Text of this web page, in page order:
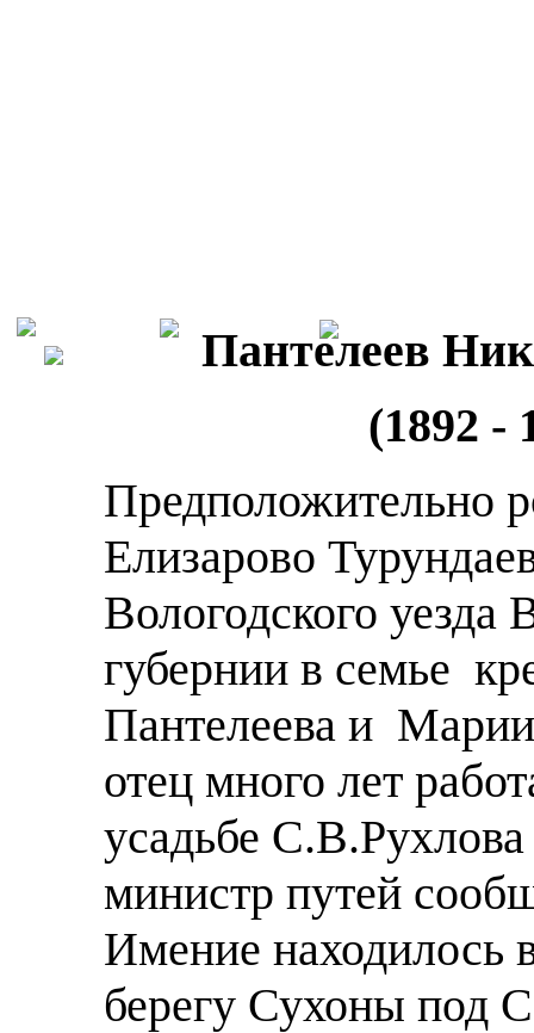
Пантелеев
(1892 -
Предположительно
Елизарово
Вологодского уезда
губернии в семье
Пантелеева и
отец много лет
усадьбе
министр путей
Имение находилось
берегу Сухоны под